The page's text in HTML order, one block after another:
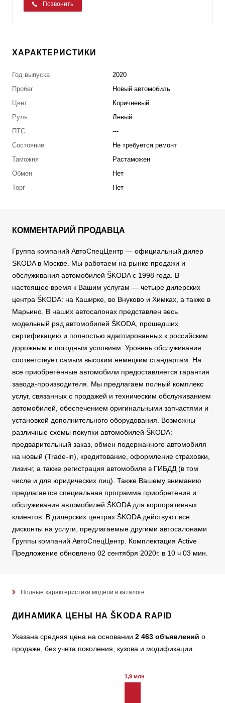
Позвонить
ХАРАКТЕРИСТИКИ
Год выпуска
2020
Пробег
Новый автомобиль
Цвет
Коричневый
Руль
Левый
ПТС
---
Состояние
Не требуется ремонт
Таможня
Растаможен
Обмен
Нет
Торг
Нет
КОММЕНТАРИЙ ПРОДАВЦА
Группа компаний АвтоСпецЦентр — официальный дилер
SKODA в Москве. Мы работаем на рынке продажи и
обслуживания автомобилей ŠKODA с 1998 года. В
настоящее время к Вашим услугам — четыре дилерских
центра ŠKODA: на Каширке, во Внуково и Химках, а также в
Марьино. В наших автосалонах представлен весь
модельный ряд автомобилей ŠKODA, прошедших
сертификацию и полностью адаптированных к российским
дорожным и погодным условиям. Уровень обслуживания
соответствует самым высоким немецким стандартам. На
все приобретённые автомобили предоставляется гарантия
завода-производителя. Мы предлагаем полный комплекс
услуг, связанных с продажей и техническим обслуживанием
автомобилей, обеспечением оригинальными запчастями и
установкой дополнительного оборудования. Возможны
различные схемы покупки автомобилей ŠKODA:
предварительный заказ, обмен подержанного автомобиля
на новый (Trade-in), кредитование, оформление страховки,
лизинг, а также регистрация автомобиля в ГИБДД (в том
числе и для юридических лиц). Также Вашему вниманию
предлагается специальная программа приобретения и
обслуживания автомобилей ŠKODA для корпоративных
клиентов. В дилерских центрах ŠKODA действуют все
дисконты на услуги, предлагаемые другими автосалонами
Группы компаний АвтоСпецЦентр. Комплектация Active
Предложение обновлено 02 сентября 2020г. в 10 ч 03 мин.
Полные характеристики модели в каталоге
ДИНАМИКА ЦЕНЫ НА ŠKODA RAPID
Указана средняя цена на основании 2 463 объявлений о
продаже, без учета поколения, кузова и модификации.
1,9 млн